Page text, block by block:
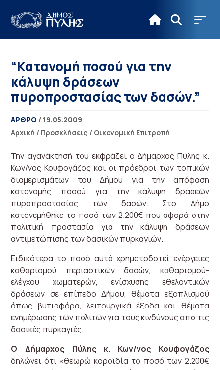
“Κατανομή ποσού για την
κάλυψη δράσεων
πυροπροστασίας των δασών.”
ΑΡΘΡΟ / 19.05.2009
Αρχική / Προσκλήσεις / Οικονομική Επιτροπή
Την αγανάκτησή του εκφράζει ο Δήμαρχος Πύλης κ.
Κων/νος Κουφογάζος και οι πρόεδροι των τοπικών
διαμερισμάτων του Δήμου για την απόφαση
κατανομής ποσού για την κάλυψη δράσεων
πυροπροστασίας των δασών. Στο Δήμο
κατανεμήθηκε το ποσό των 2.200€ που αφορά στην
πολιτική προστασία για την κάλυψη δράσεων
αντιμετώπισης των δασικών πυρκαγιών.
Ειδικότερα το ποσό αυτό χρηματοδοτεί ενέργειες
καθαρισμού περιαστικών δασών, καθαρισμού-
ελέγχου χωματερών, ενίσχυσης εθελοντικών
δράσεων σε επίπεδο Δήμου, θέματα εξοπλισμού
όπως βυτιοφόρα, λειτουργικά έξοδα και θέματα
ενημέρωσης των πολιτών για τους κινδύνους από τις
δασικές πυρκαγιές.
Ο Δήμαρχος Πύλης κ. Κων/νος Κουφογάζος
δηλώνει ότι «θεωρώ κοροϊδία το ποσό των 2.200€